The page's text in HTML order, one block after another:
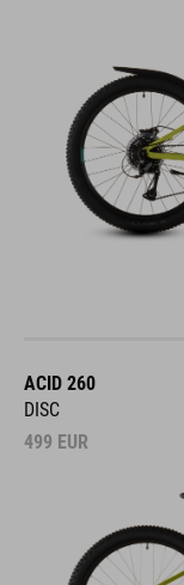
ACID 260
DISC
499 EUR